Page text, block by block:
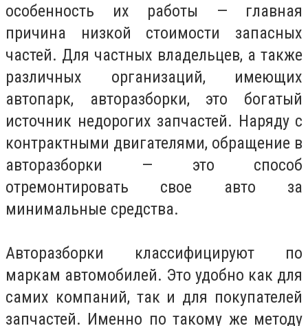
особенность их работы — главная
причина низкой стоимости запасных
частей. Для частных владельцев, а также
различных организаций, имеющих
автопарк, авторазборки, это богатый
источник недорогих запчастей. Наряду с
контрактными двигателями, обращение в
авторазборки — это способ
отремонтировать свое авто за
минимальные средства.
Авторазборки классифицируют по
маркам автомобилей. Это удобно как для
самих компаний, так и для покупателей
запчастей. Именно по такому же методу